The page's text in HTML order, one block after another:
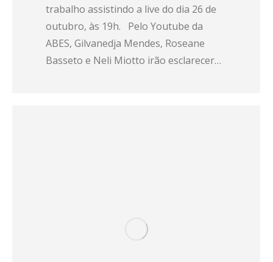
trabalho assistindo a live do dia 26 de
outubro, às 19h. Pelo Youtube da
ABES, Gilvanedja Mendes, Roseane
Basseto e Neli Miotto irão esclarecer…